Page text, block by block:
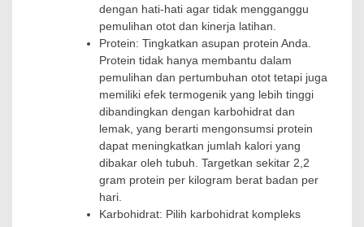
dengan hati-hati agar tidak mengganggu
pemulihan otot dan kinerja latihan.
Protein: Tingkatkan asupan protein Anda.
Protein tidak hanya membantu dalam
pemulihan dan pertumbuhan otot tetapi juga
memiliki efek termogenik yang lebih tinggi
dibandingkan dengan karbohidrat dan
lemak, yang berarti mengonsumsi protein
dapat meningkatkan jumlah kalori yang
dibakar oleh tubuh. Targetkan sekitar 2,2
gram protein per kilogram berat badan per
hari.
Karbohidrat: Pilih karbohidrat kompleks